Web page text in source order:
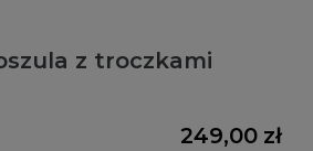
z troczkami
249,00 zł